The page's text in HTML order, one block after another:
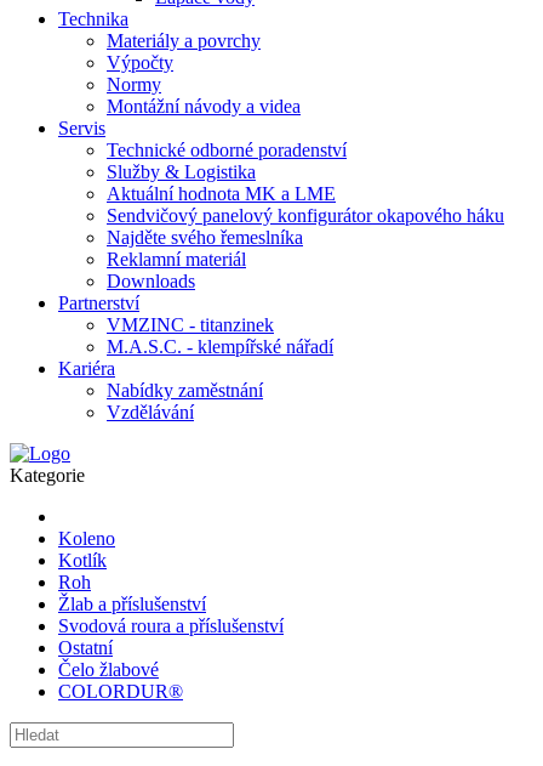
Technika
Materiály a povrchy
Výpočty
Normy
Montážní návody a videa
Servis
Technické odborné poradenství
Služby & Logistika
Aktuální hodnota MK a LME
Sendvičový panelový konfigurátor okapového háku
Najděte svého řemeslníka
Reklamní materiál
Downloads
Partnerství
VMZINC - titanzinek
M.A.S.C. - klempířské nářadí
Kariéra
Nabídky zaměstnání
Vzdělávání
Kategorie
Koleno
Kotlík
Roh
Žlab a příslušenství
Svodová roura a příslušenství
Ostatní
Čelo žlabové
COLORDUR®